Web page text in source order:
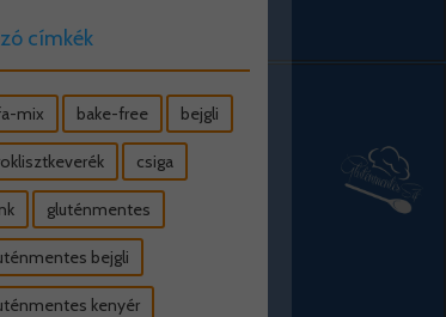
címkék
mix bake-free bejgli
csiga
gluténmentes
bejgli
kenyér